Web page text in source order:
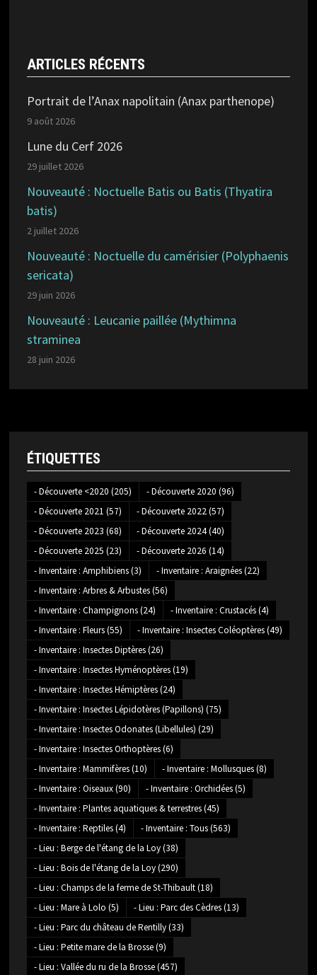
ARTICLES RÉCENTS
Portrait de l’Anax napolitain (Anax parthenope)
9 août 2026
Lune du Cerf 2026
29 juillet 2026
Nouveauté : Noctuelle Batis ou Batis (Thyatira
batis)
2 juillet 2026
Nouveauté : Noctuelle du camérisier (Polyphaenis
sericata)
29 juin 2026
Nouveauté : Leucanie paillée (Mythimna
straminea
28 juin 2026
ÉTIQUETTES
- Découverte <2020 (205) - Découverte 2020 (96)
- Découverte 2021 (57) - Découverte 2022(57)
- Découverte 2023 (68) - Découverte 2024(40)
- Découverte 2025 (23) - Découverte 2026 (14)
- Inventaire : Amphibiens(3) - Inventaire : Araignées(22)
- Inventaire : Arbres & Arbustes(56)
- Inventaire : Champignons(24) - Inventaire : Crustacés(4)
- Inventaire : Fleurs(55) - Inventaire : Insectes Coléoptères(49)
- Inventaire : Insectes Diptères(26)
- Inventaire : Insectes Hyménoptères(19)
- Inventaire : Insectes Hémiptères(24)
- Inventaire : Insectes Lépidotères (Papillons) (75)
- Inventaire : Insectes Odonates (Libellules) (29)
- Inventaire : Insectes Orthoptères(6)
- Inventaire : Mammifères(10) - Inventaire : Mollusques(8)
- Inventaire : Oiseaux(90) - Inventaire : Orchidées(5)
- Inventaire : Plantes aquatiques & terrestres(45)
- Inventaire : Reptiles(4) - Inventaire : Tous(563)
- Lieu : Berge de l'étang de la Loy(38)
- Lieu : Bois de l'étang de la Loy(290)
- Lieu : Champs de la ferme de St-Thibault(18)
- Lieu : Mare à Lolo (5) - Lieu : Parc des Cèdres(13)
- Lieu : Parc du château de Rentilly(33)
- Lieu : Petite mare de la Brosse(9)
- Lieu : Vallée du ru de la Brosse(457)